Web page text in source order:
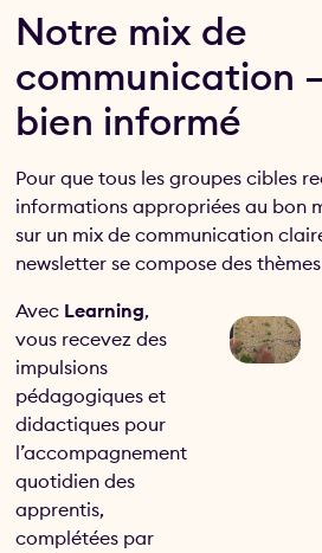
Notre mix de
communication
bien informé
Pour que tous les groupes cibles
informations appropriées au bon
sur un mix de communication
newsletter se compose des
Avec Learning,
vous recevez des
impulsions
pédagogiques et
didactiques pour
l’accompagnement
quotidien des
apprentis,
complétées par